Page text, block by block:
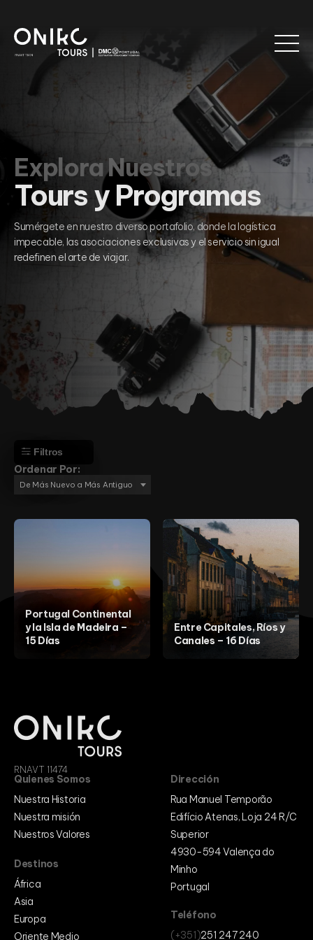
Explora Nuestros
Tours y Programas
Sumérgete en nuestro diverso portafolio, donde la logística
impecable, las asociaciones exclusivas y el servicio sin igual
redefinen el arte de viajar.
Filtros
Religión
África
Angola
Cabo Verde
Egipto
Bósnia e Herzegovina
España
Francia
Países Bajos
Portugal
Oriente Medio
Egipto
Jordania
Ordenar Por:
De Más Nuevo a Más Antiguo
Portugal Continental
y la Isla de Madeira –
15 Días
Entre Capitales, Ríos y
Canales – 16 Días
RNAVT 11474
Dirección
Rua Manuel Temporão
Edifício Atenas, Loja 24 R/C
Superior
4930-594 Valença do
Minho
Portugal
Teléfono
(+351)251 247 240
Quienes Somos
Nuestra Historia
Nuestra misión
Nuestros Valores
Destinos
África
Asia
Europa
Oriente Medio